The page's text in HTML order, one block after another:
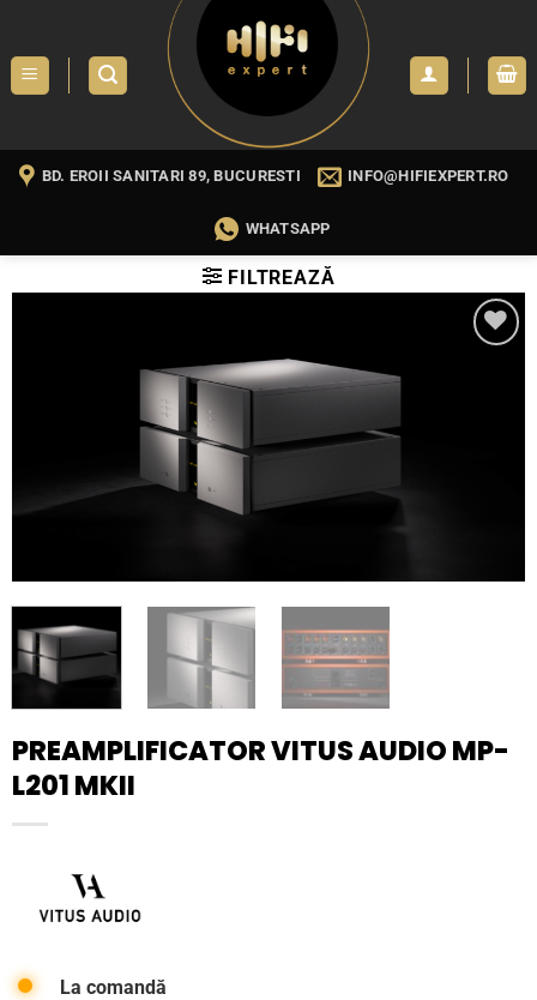
content
BD. EROII SANITARI 89, BUCURESTI INFO@HIFIEXPERT.RO
WHATSAPP
FILTREAZĂ
PREAMPLIFICATOR VITUS AUDIO MP-
L201 MKII
La comandă